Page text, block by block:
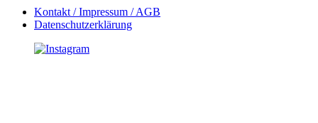
Kontakt / Impressum / AGB
Datenschutzerklärung